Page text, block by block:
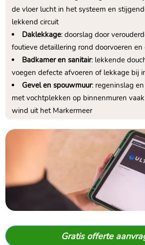
de vloer lucht in het systeem en
lekkend circuit
Daklekkage: doorslag door
foutieve detaillering rond doorvoeren
Badkamer en sanitair: lekkende
voegen defecte afvoeren of lekkage bij
Gevel en spouwmuur: regeninslag
met vochtplekken op binnenmuren
wind uit het Markermeer
Gratis offerte